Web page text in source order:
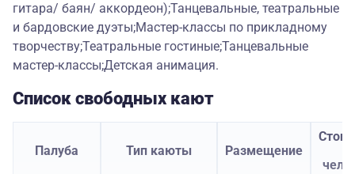
гитара/ баян/ аккордеон);Танцевальные, театральные
и бардовские дуэты;Мастер-классы по прикладному
творчеству;Театральные гостиные;Танцевальные
мастер-классы;Детская анимация.
Список свободных кают
Палуба Тип каюты Размещение